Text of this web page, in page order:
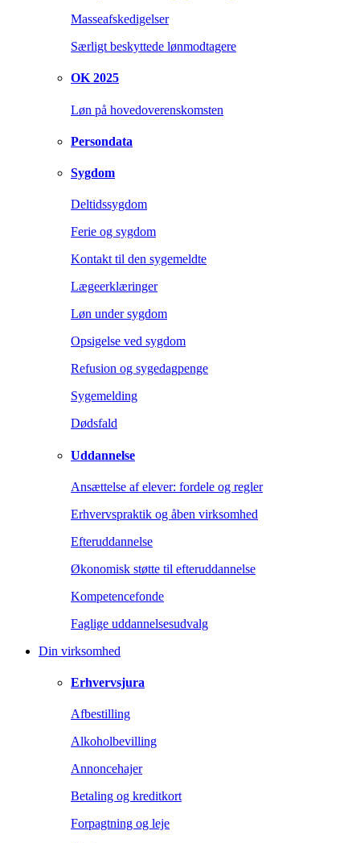
Masseafskedigelser
Særligt beskyttede lønmodtagere
OK 2025
Løn på hovedoverenskomsten
Persondata
Sygdom
Deltidssygdom
Ferie og sygdom
Kontakt til den sygemeldte
Lægeerklæringer
Løn under sygdom
Opsigelse ved sygdom
Refusion og sygedagpenge
Sygemelding
Dødsfald
Uddannelse
Ansættelse af elever: fordele og regler
Erhvervspraktik og åben virksomhed
Efteruddannelse
Økonomisk støtte til efteruddannelse
Kompetencefonde
Faglige uddannelsesudvalg
Din virksomhed
Erhvervsjura
Afbestilling
Alkoholbevilling
Annoncehajer
Betaling og kreditkort
Forpagtning og leje